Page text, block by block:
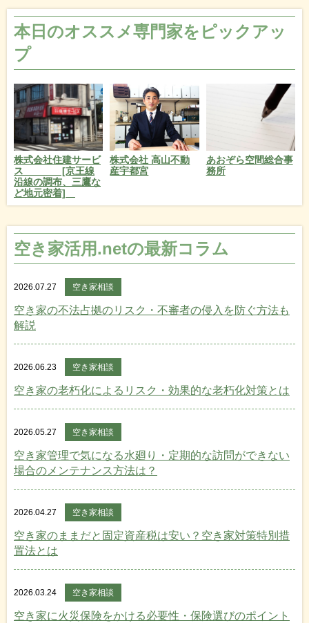
本日のオススメ専門家をピックアッ
プ
株式会社住建サービ
ス [京王線
沿線の調布、三鷹な
ど地元密着]
株式会社 高山不動
産宇都宮
あおぞら空間総合事
務所
空き家活用.netの最新コラム
2026.07.27 空き家相談
空き家の不法占拠のリスク・不審者の侵入を防ぐ方法も
解説
2026.06.23 空き家相談
空き家の老朽化によるリスク・効果的な老朽化対策とは
2026.05.27 空き家相談
空き家管理で気になる水廻り・定期的な訪問ができない
場合のメンテナンス方法は？
2026.04.27 空き家相談
空き家のままだと固定資産税は安い？空き家対策特別措
置法とは
2026.03.24 空き家相談
空き家に火災保険をかける必要性・保険選びのポイント